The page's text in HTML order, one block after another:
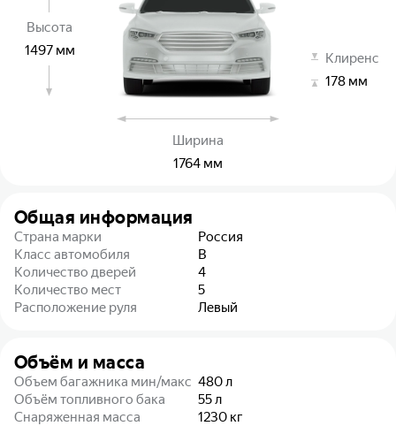
Высота
1497 мм
Клиренс
178 мм
Ширина
1764 мм
Общая информация
Страна марки
Россия
Класс автомобиля
B
Количество дверей
4
Количество мест
5
Расположение руля
Левый
Объём и масса
Объем багажника мин/макс 480л
Объём топливного бака
55л
Снаряженная масса
1230 кг